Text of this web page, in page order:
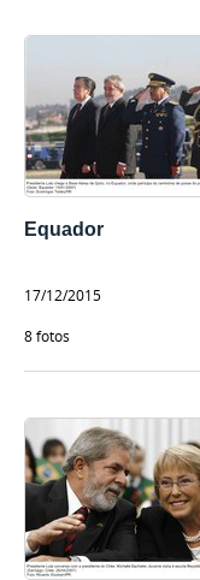
Equador
17/12/2015
8 fotos